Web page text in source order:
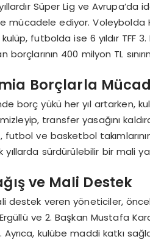
Süper Lig ve Avrupa’da
mücadele ediyor. Voleybolda
futbolda ise 6 yıldır TFF
400 milyon TL
Borçlarla
borç yükü her yıl artarken,
transfer yasağını
futbol ve basketbol
sürdürülebilir bir mali
ve Mali Destek
destek veren yöneticiler,
Ergüllü ve 2. Başkan Mustafa
kulübe maddi katkı